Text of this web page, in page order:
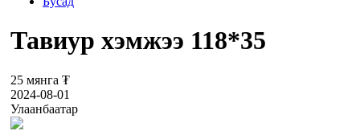
Тавиур хэмжээ 118*35
25 мянга ₮
2024-08-01
Улаанбаатар